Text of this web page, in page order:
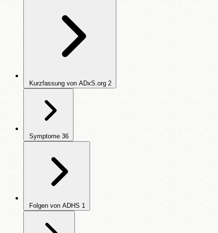
Kurzfassung von ADxS.org 2
Symptome 36
Folgen von ADHS 1